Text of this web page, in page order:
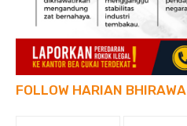
FOLLOW HARIAN BHIRAWA